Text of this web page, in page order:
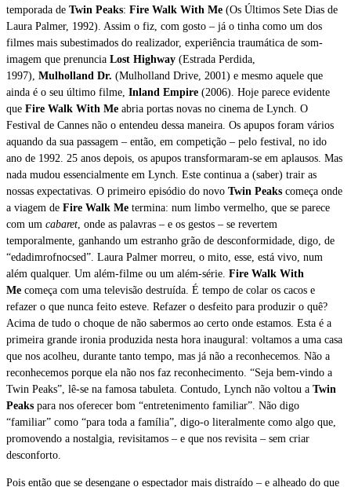
temporada de Twin Peaks: Fire Walk With Me (Os Últimos Sete Dias de
Laura Palmer, 1992). Assim o fiz, com gosto – já o tinha como um dos
filmes mais subestimados do realizador, experiência traumática de som-
imagem que prenuncia Lost Highway (Estrada Perdida,
1997), Mulholland Dr. (Mulholland Drive, 2001) e mesmo aquele que
ainda é o seu último filme, Inland Empire (2006). Hoje parece evidente
que Fire Walk With Me abria portas novas no cinema de Lynch. O
Festival de Cannes não o entendeu dessa maneira. Os apupos foram vários
aquando da sua passagem – então, em competição – pelo festival, no ido
ano de 1992. 25 anos depois, os apupos transformaram-se em aplausos. Mas
nada mudou essencialmente em Lynch. Este continua a (saber) trair as
nossas expectativas. O primeiro episódio do novo Twin Peaks começa onde
a viagem de Fire Walk Me termina: num limbo vermelho, que se parece
com um cabaret , onde as palavras – e os gestos – se revertem
temporalmente, ganhando um estranho grão de desconformidade, digo, de
“edadimrofnocsed”. Laura Palmer morreu, o mito, esse, está vivo, num
além qualquer. Um além-filme ou um além-série. Fire Walk With
Me começa com uma televisão destruída. É tempo de colar os cacos e
refazer o que nunca feito esteve. Refazer o desfeito para produzir o quê?
Acima de tudo o choque de não sabermos ao certo onde estamos. Esta é a
primeira grande ironia produzida nesta hora inaugural: voltamos a uma casa
que nos acolheu, durante tanto tempo, mas já não a reconhecemos. Não a
reconhecemos porque ela não nos faz reconhecimento. “Seja bem-vindo a
Twin Peaks”, lê-se na famosa tabuleta. Contudo, Lynch não voltou a Twin
Peaks para nos oferecer bom “entretenimento familiar”. Não digo
“familiar” como “para toda a família”, digo-o literalmente como algo que,
promovendo a nostalgia, revisitamos – e que nos revisita – sem criar
desconforto.
Pois então que se desengane o espectador mais distraído – e alheado do que